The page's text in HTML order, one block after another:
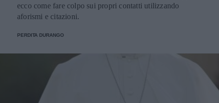
ecco come fare colpo sui propri contatti utilizzando
aforismi e citazioni.
PERDITA DURANGO